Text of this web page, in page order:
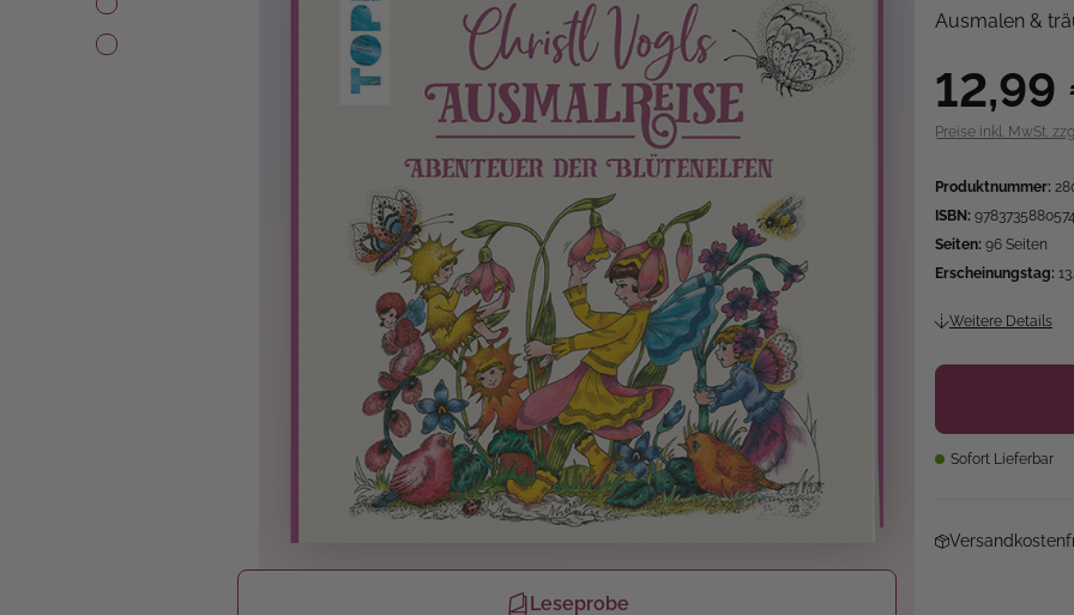
Leseprobe
Ausmalen &
Preise inkl. MwSt.
Produktnummer:
ISBN:
Seiten: 96 Seiten
Erscheinungstag:
Weitere Details
Sofort Lieferbar